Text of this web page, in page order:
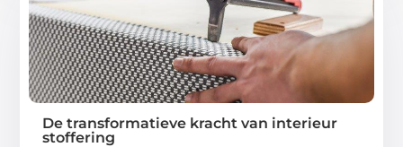
De transformatieve kracht van interieur
stoffering